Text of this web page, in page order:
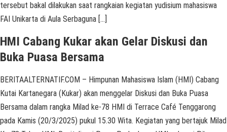
tersebut bakal dilakukan saat rangkaian kegiatan yudisium mahasiswa
FAI Unikarta di Aula Serbaguna […]
HMI Cabang Kukar akan Gelar Diskusi dan
Buka Puasa Bersama
BERITAALTERNATIF.COM – Himpunan Mahasiswa Islam (HMI) Cabang
Kutai Kartanegara (Kukar) akan menggelar Diskusi dan Buka Puasa
Bersama dalam rangka Milad ke-78 HMI di Terrace Café Tenggarong
pada Kamis (20/3/2025) pukul 15.30 Wita. Kegiatan yang bertajuk Milad